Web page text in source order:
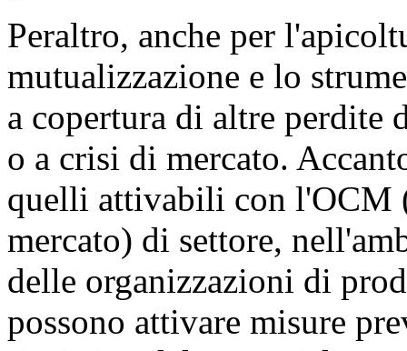
Peraltro, anche per
mutualizzazione e lo
a copertura di altre perdite
o a crisi di mercato.
quelli attivabili con l'OCM
mercato) di settore,
delle organizzazioni di
possono attivare misure